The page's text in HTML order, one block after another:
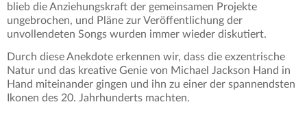
blieb die Anziehungskraft der gemeinsamen Projekte
ungebrochen, und Pläne zur Veröffentlichung der
unvollendeten Songs wurden immer wieder diskutiert.
Durch diese Anekdote erkennen wir, dass die exzentrische
Natur und das kreative Genie von Michael Jackson Hand in
Hand miteinander gingen und ihn zu einer der spannendsten
Ikonen des 20. Jahrhunderts machten.